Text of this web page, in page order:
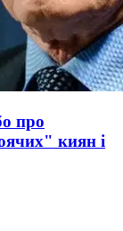
про
киян і